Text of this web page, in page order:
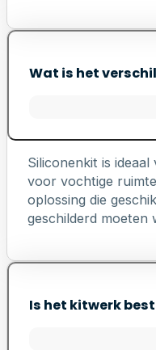
Wat is het
Siliconenkit is
voor vochtige
oplossing die
geschilderd moeten
Is het kitwerk